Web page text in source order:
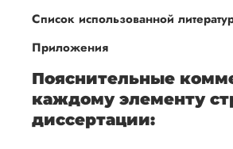
Список использованной
Приложения
Пояснительные
каждому элементу
диссертации: